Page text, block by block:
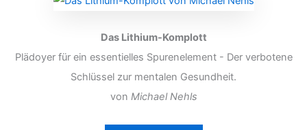
Das Lithium-Komplott
Plädoyer für ein essentielles Spurenelement - Der verbotene
Schlüssel zur mentalen Gesundheit.
von Michael Nehls